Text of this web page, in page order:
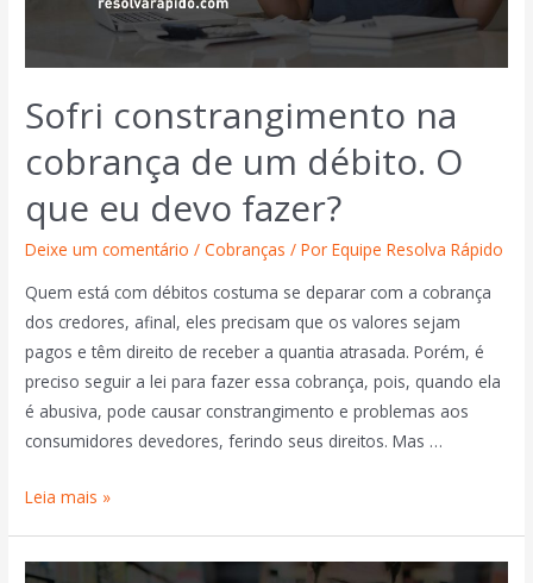
Sofri constrangimento na
cobrança de um débito. O
que eu devo fazer?
Deixe um comentário /Cobranças / PorEquipe Resolva Rápido
Quem está com débitos costuma se deparar com a cobrança
dos credores, afinal, eles precisam que os valores sejam
pagos e têm direito de receber a quantia atrasada. Porém, é
preciso seguir a lei para fazer essa cobrança, pois, quando ela
é abusiva, pode causar constrangimento e problemas aos
consumidores devedores, ferindo seus direitos. Mas …
Leia mais »